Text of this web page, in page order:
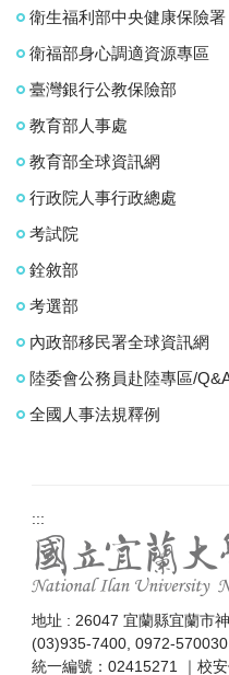
衛生福利部中央健康保險署
衛福部身心調適資源專區
臺灣銀行公教保險部
教育部人事處
教育部全球資訊網
行政院人事行政總處
考試院
銓敘部
考選部
內政部移民署全球資訊網
陸委會公務員赴陸專區/
全國人事法規釋例
:::
地址 : 26047 宜蘭縣宜蘭市
(03)935-7400, 0972-570030
統一編號：02415271 ｜校